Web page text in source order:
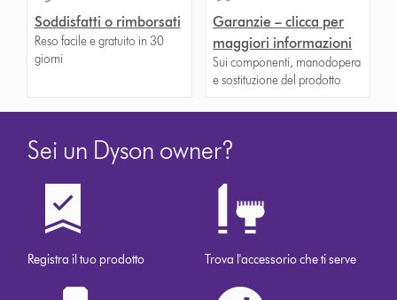
Soddisfatti o rimborsati
Reso facile e gratuito in 30
giorni
Garanzie – clicca per
maggiori informazioni
Sui componenti, manodopera
e sostituzione del prodotto
Sei un Dyson owner?
Registra il tuo prodotto Trova l'accessorio che ti serve